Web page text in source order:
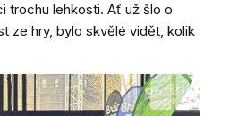
trochu lehkosti. Ať už šlo o
ze hry, bylo skvělé vidět, kolik